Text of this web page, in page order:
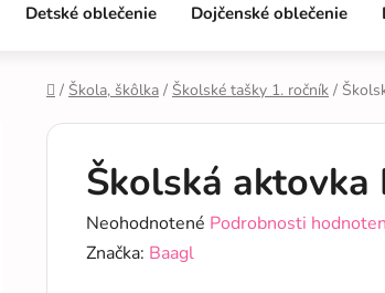
Detské oblečenie Dojčenské oblečenie
/ Škola, škôlka / Školské tašky 1. ročník /
Školská
Priemerné
hodnotenie
Neohodnotené Podrobnosti
Značka: Baagl